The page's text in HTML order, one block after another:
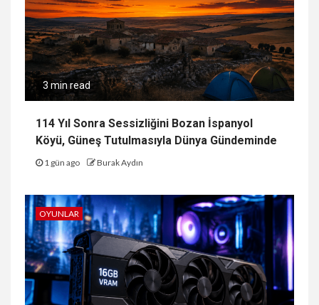
3 min read
114 Yıl Sonra Sessizliğini Bozan İspanyol
Köyü, Güneş Tutulmasıyla Dünya Gündeminde
1 gün ago Burak Aydın
OYUNLAR